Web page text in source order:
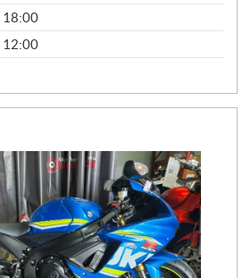
18:00
12:00